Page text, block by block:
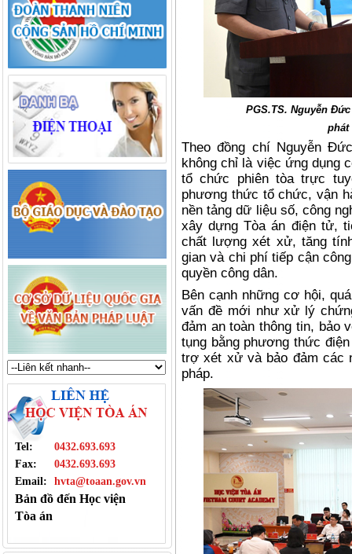
Tel:
0432.693.693
Fax:
0432.693.693
Email:
hvta@toaan.gov.vn
Bản đồ đến Học viện
Tòa án
PGS.TS. Nguyễn
phát
Theo đồng chí Nguyễn
không chỉ là việc ứng dụng
tổ chức phiên tòa trực
phương thức tổ chức, vận
nền tảng dữ liệu số, công
xây dựng Tòa án điện tử,
chất lượng xét xử, tăng
gian và chi phí tiếp cận
quyền công dân.
Bên cạnh những cơ hội,
vấn đề mới như xử lý
đảm an toàn thông tin, bảo
tụng bằng phương thức
trợ xét xử và bảo đảm các
pháp.